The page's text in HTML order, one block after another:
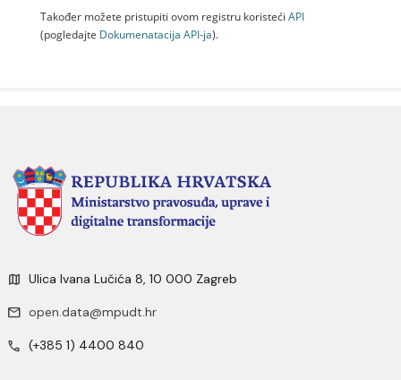
Također možete pristupiti ovom registru koristeći API
(pogledajte Dokumenаtаcijа API-jа).